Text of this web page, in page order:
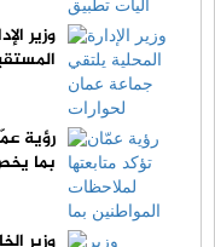
وزير
رؤية
بما